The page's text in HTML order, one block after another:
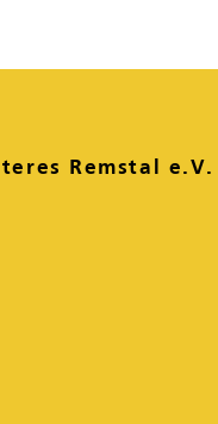
Remstal e.V.